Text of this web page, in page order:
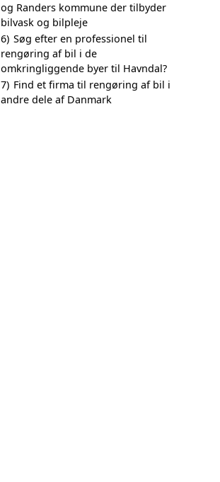
og Randers kommune der tilbyder
bilvask og bilpleje
6) Søg efter en professionel til
rengøring af bil i de
omkringliggende byer til Havndal?
7) Find et firma til rengøring af bil i
andre dele af Danmark